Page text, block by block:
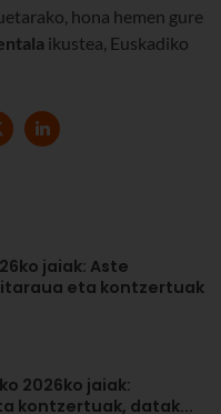
hona hemen gure
ikustea, Euskadiko
jaiak: Aste
eta kontzertuak
2026ko jaiak:
kontzertuak, datak...